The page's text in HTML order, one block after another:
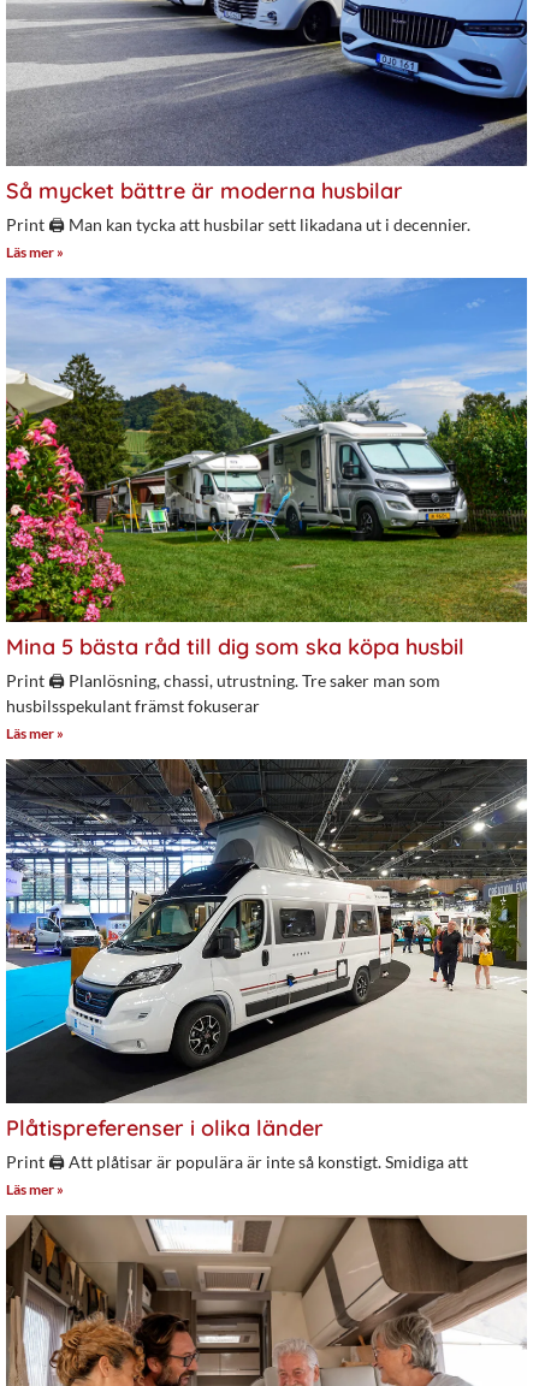
Så mycket bättre är moderna husbilar
Print 🖨 Man kan tycka att husbilar sett likadana ut i decennier.
Läs mer »
Mina 5 bästa råd till dig som ska köpa husbil
Print 🖨 Planlösning, chassi, utrustning. Tre saker man som
husbilsspekulant främst fokuserar
Läs mer »
Plåtispreferenser i olika länder
Print 🖨 Att plåtisar är populära är inte så konstigt. Smidiga att
Läs mer »